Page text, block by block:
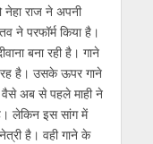
राज ने अपनी
ने परफॉर्म किया है।
बना रही है। गाने
रह है। उसके ऊपर गाने
अब से पहले माही ने
लेकिन इस सांग में
है। वही गाने के